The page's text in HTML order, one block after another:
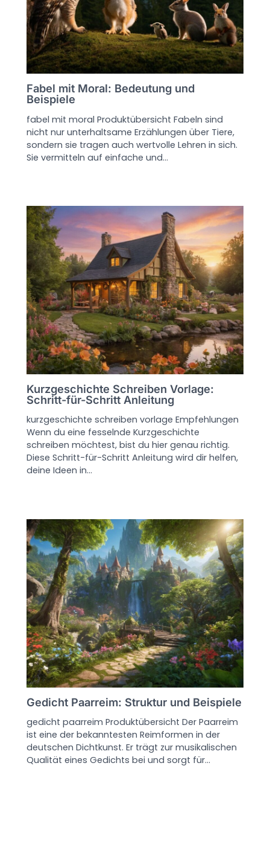
Fabel mit Moral: Bedeutung und
Beispiele
fabel mit moral Produktübersicht Fabeln sind
nicht nur unterhaltsame Erzählungen über Tiere,
sondern sie tragen auch wertvolle Lehren in sich.
Sie vermitteln auf einfache und…
Kurzgeschichte Schreiben Vorlage:
Schritt-für-Schritt Anleitung
kurzgeschichte schreiben vorlage Empfehlungen
Wenn du eine fesselnde Kurzgeschichte
schreiben möchtest, bist du hier genau richtig.
Diese Schritt-für-Schritt Anleitung wird dir helfen,
deine Ideen in…
Gedicht Paarreim: Struktur und Beispiele
gedicht paarreim Produktübersicht Der Paarreim
ist eine der bekanntesten Reimformen in der
deutschen Dichtkunst. Er trägt zur musikalischen
Qualität eines Gedichts bei und sorgt für…